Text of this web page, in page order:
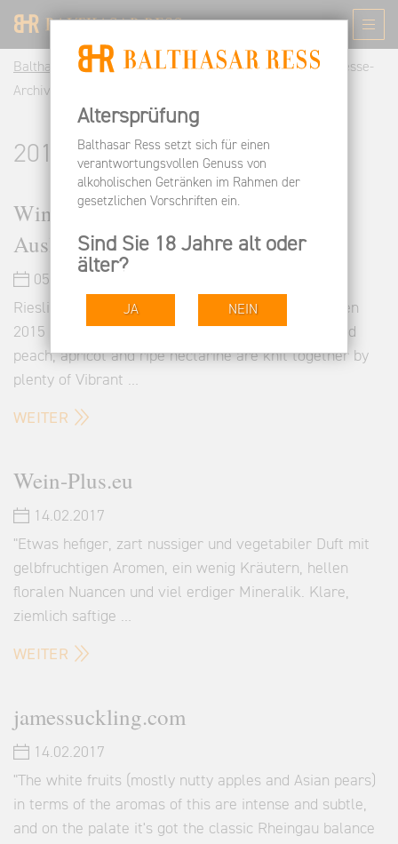
Balthasar Ress DE Informieren Pressespiegel
Presse-
Archiv | Balthasar Ress Rheingau
2017
Wine Spectator - 2015 Nussbrunnen
Auslese
05.04.2017
Riesling Auslese Rheingau Hattenheim Nussbrunnen
2015 "Concentrated aromas and flavors of roasted
peach, apricot and ripe nectarine are knit together by
plenty of Vibrant …
WEITER
Wein-Plus.eu
14.02.2017
"Etwas hefiger, zart nussiger und vegetabiler Duft mit
gelbfruchtigen Aromen, ein wenig Kräutern, hellen
floralen Nuancen und viel erdiger Mineralik. Klare,
ziemlich saftige …
WEITER
jamessuckling.com
14.02.2017
"The white fruits (mostly nutty apples and Asian pears)
in terms of the aromas of this are intense and subtle,
and on the palate it's got the classic Rheingau balance
Altersprüfung
Balthasar Ress setzt sich für einen
verantwortungsvollen Genuss von
alkoholischen Getränken im Rahmen der
gesetzlichen Vorschriften ein.
Sind Sie 18 Jahre alt oder
älter?
JA NEIN